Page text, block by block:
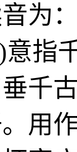
为：
意指
千
用